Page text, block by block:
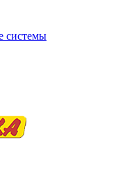
системы